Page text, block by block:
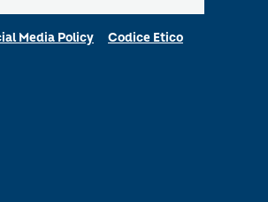
Media Policy Codice Etico